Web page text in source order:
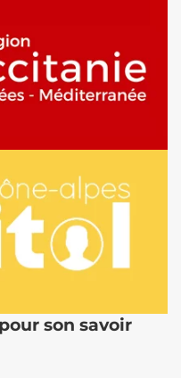
son savoir